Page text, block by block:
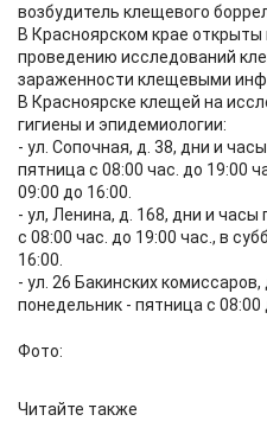
возбудитель клещевого
В Красноярском крае открыты
проведению исследований
зараженности клещевыми
В Красноярске клещей на
гигиены и эпидемиологии:
- ул. Сопочная, д. 38, дни и
пятница с 08:00 час. до 19:00
09:00 до 16:00.
- ул, Ленина, д. 168, дни и
с 08:00 час. до 19:00 час., в
16:00.
- ул. 26 Бакинских
понедельник - пятница с 08:00
Фото:
Читайте также